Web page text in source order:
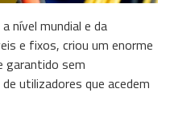
nível mundial e da
e fixos, criou um enorme
garantido sem
utilizadores que acedem